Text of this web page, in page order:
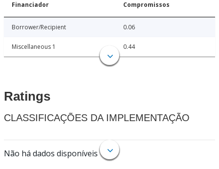
Financiador Compromissos
Borrower/Recipient 0.06
Miscellaneous 1 0.44
Ratings
CLASSIFICAÇÕES DA IMPLEMENTAÇÃO
Não há dados disponíveis